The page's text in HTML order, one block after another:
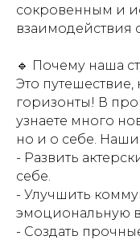
сокровенным и
взаимодействия
🔹 Почему наша
Это
горизонты! В
узнаете много
но и о себе. Наши
- Развить
себе.
- Улучшить
эмоциональную
- Создать